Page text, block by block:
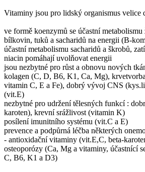
Vitaminy jsou pro lidský organismus velice
ve formě koenzymů se účastní
bílkovin, tuků a sacharidů na energii (B-
účastní metabolismu sacharidů a škrobů,
niacin pomáhají uvolňovat energii
jsou nezbytné pro růst a obnovu nových
kolagen (C, D, B6, K1, Ca, Mg),
vitamin C, E a Fe), dobrý vývoj CNS
(vit.E)
nezbytné pro udržení tělesných funkcí :
karoten), krevní srážlivost (vitamin K)
posílení imunitního systému (vit.C a E)
prevence a podpůrná léčba některých
- antioxidační vitaminy (vit.E,C, beta-
osteoporózy (Ca, Mg a vitaminy, účastnící
C, B6, K1 a D3)